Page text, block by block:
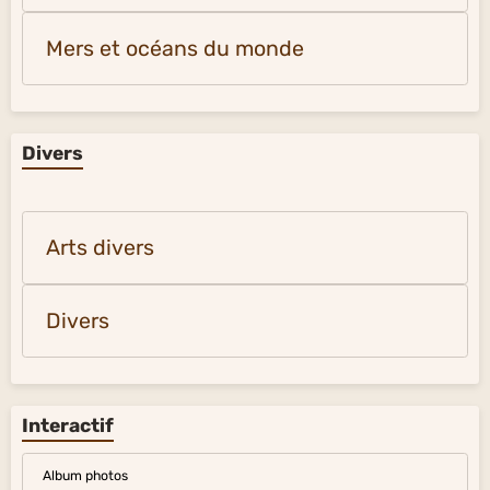
Mers et océans du monde
Divers
Arts divers
Divers
Interactif
Album photos